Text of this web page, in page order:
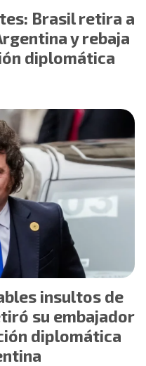
Brasil retira a
y rebaja
diplomática
insultos de
su embajador
diplomática